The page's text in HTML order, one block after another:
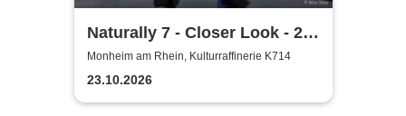
Naturally 7 - Closer Look - 25
Years of Naturally 7
Monheim am Rhein, Kulturraffinerie K714
23.10.2026